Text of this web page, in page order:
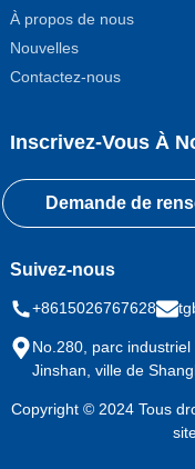
À propos de nous
Nouvelles
Contactez-nous
Inscrivez-Vous À
Demande de
Suivez-nous
+8615026767628
No.280, parc
Jinshan, ville de
Copyright © 2024 Tous